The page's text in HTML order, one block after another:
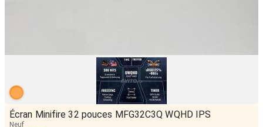
Écran Minifire 32 pouces MFG32C3Q WQHD IPS
Neuf